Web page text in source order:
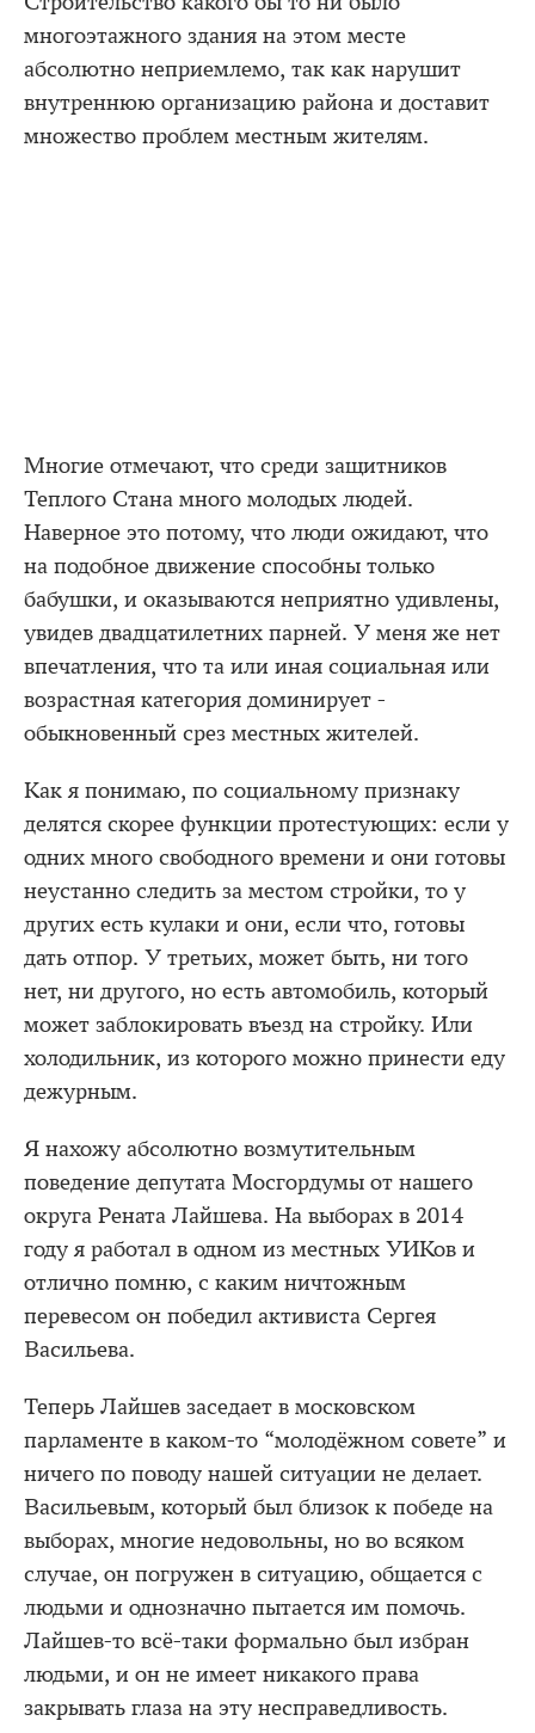
многоэтажного здания на этом месте
абсолютно неприемлемо, так как нарушит
внутреннюю организацию района и доставит
множество проблем местным жителям.
Многие отмечают, что среди защитников
Теплого Стана много молодых людей.
Наверное это потому, что люди ожидают, что
на подобное движение способны только
бабушки, и оказываются неприятно удивлены,
увидев двадцатилетних парней. У меня же нет
впечатления, что та или иная социальная или
возрастная категория доминирует -
обыкновенный срез местных жителей.
Как я понимаю, по социальному признаку
делятся скорее функции протестующих: если у
одних много свободного времени и они готовы
неустанно следить за местом стройки, то у
других есть кулаки и они, если что, готовы
дать отпор. У третьих, может быть, ни того
нет, ни другого, но есть автомобиль, который
может заблокировать въезд на стройку. Или
холодильник, из которого можно принести еду
дежурным.
Я нахожу абсолютно возмутительным
поведение депутата Мосгордумы от нашего
округа Рената Лайшева. На выборах в 2014
году я работал в одном из местных УИКов и
отлично помню, с каким ничтожным
перевесом он победил активиста Сергея
Васильева.
Теперь Лайшев заседает в московском
парламенте в каком-то “молодёжном совете” и
ничего по поводу нашей ситуации не делает.
Васильевым, который был близок к победе на
выборах, многие недовольны, но во всяком
случае, он погружен в ситуацию, общается с
людьми и однозначно пытается им помочь.
Лайшев-то всё-таки формально был избран
людьми, и он не имеет никакого права
закрывать глаза на эту несправедливость.